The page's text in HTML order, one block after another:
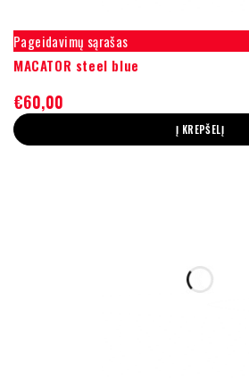
Pageidavimų sąrašas
MACATOR steel blue
€60,00
Į KREPŠELĮ